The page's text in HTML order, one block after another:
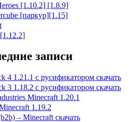
[1.10.2] [1.8.9]
[паркур][1.15]
записи
4 1.21.1 с русификатором скачать
3 1.18.2 с русификатором скачать
Minecraft 1.20.1
1.19.2
– Minecraft скачать